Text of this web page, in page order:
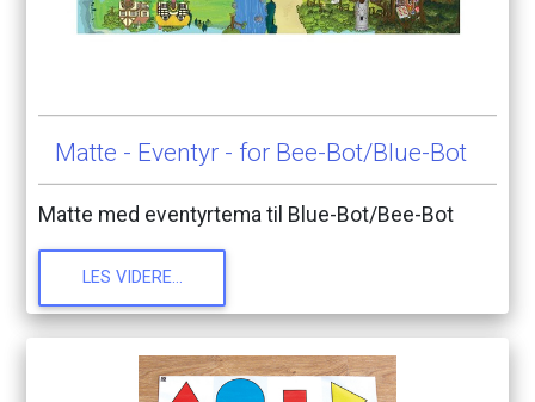
Matte - Eventyr - for Bee-Bot/Blue-Bot
Matte med eventyrtema til Blue-Bot/Bee-Bot
LES VIDERE...